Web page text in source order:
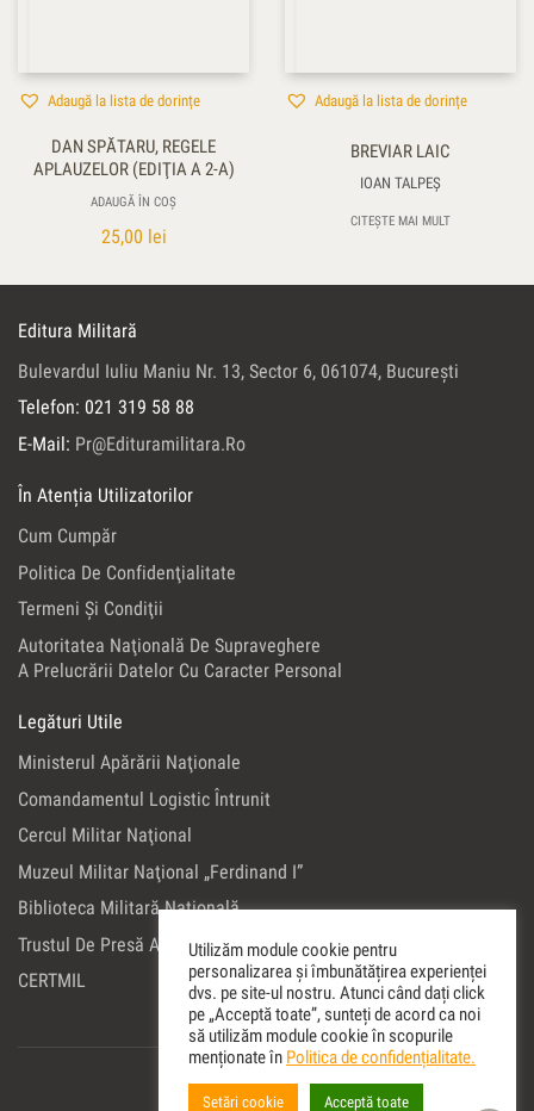
Adaugă la lista de dorințe
DAN SPĂTARU, REGELE
APLAUZELOR (EDIŢIA A 2-A)
ADAUGĂ ÎN COȘ
25,00 lei
Adaugă la lista de dorințe
BREVIAR LAIC
IOAN TALPEŞ
CITEȘTE MAI MULT
Editura Militară
Bulevardul Iuliu Maniu Nr. 13, Sector 6, 061074, Bucureşti
Telefon: 021 319 58 88
E-Mail: Pr@edituramilitara.ro
În Atenția Utilizatorilor
Cum Cumpăr
Politica De Confidenţialitate
Termeni Şi Condiţii
Autoritatea Naţională De Supraveghere
A Prelucrării Datelor Cu Caracter Personal
Legături Utile
Ministerul Apărării Naţionale
Comandamentul Logistic Întrunit
Cercul Militar Naţional
Muzeul Militar Naţional „Ferdinand I”
Biblioteca Militară Naţională
Trustul De Presă Al Ministerului Apărării Naţionale
CERTMIL
Utilizăm module cookie pentru
personalizarea și îmbunătățirea experienței
dvs. pe site-ul nostru. Atunci când dați click
pe „Acceptă toate”, sunteți de acord ca noi
să utilizăm module cookie în scopurile
menționate în Politica de confidențialitate.
Setări cookie Acceptă toate